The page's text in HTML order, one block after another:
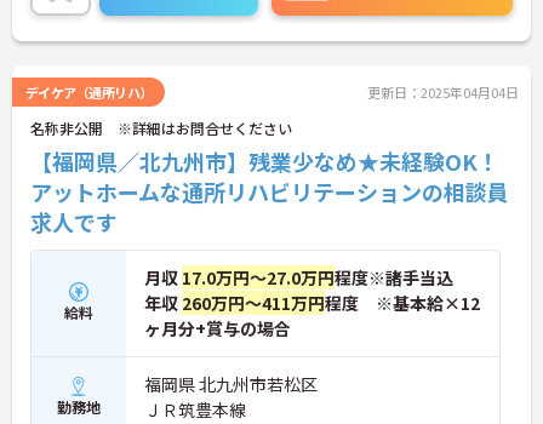
デイケア（通所リハ） 更新日：2025年04月04日
名称非公開 ※詳細はお問合せください
【福岡県／北九州市】残業少なめ★未経験OK！
アットホームな通所リハビリテーションの相談員
求人です
給料
月収 17.0万円～27.0万円程度※諸手当込
年収 260万円～411万円程度 ※基本給×12
ヶ月分+賞与の場合
勤務地
福岡県 北九州市若松区
ＪＲ筑豊本線